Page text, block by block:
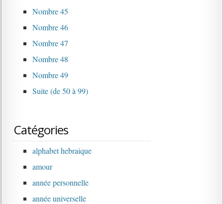
Nombre 45
Nombre 46
Nombre 47
Nombre 48
Nombre 49
Suite (de 50 à 99)
Catégories
alphabet hebraique
amour
année personnelle
année universelle